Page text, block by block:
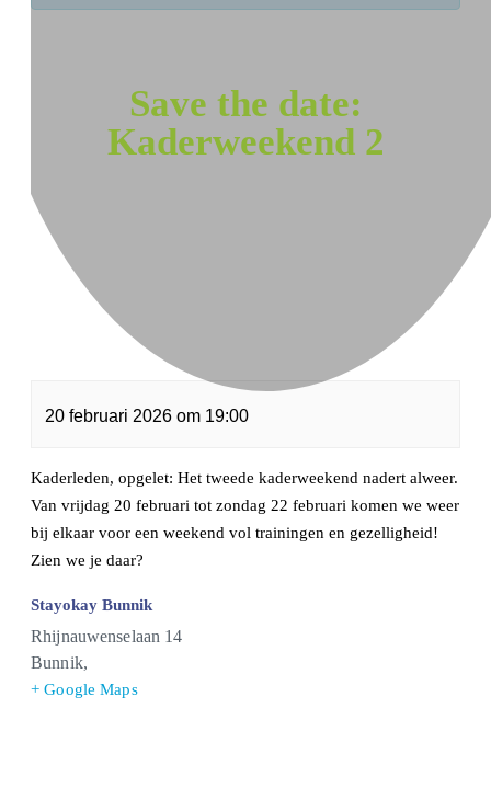
Save the date:
Kaderweekend 2
20 februari 2026 om 19:00
Kaderleden, opgelet: Het tweede kaderweekend nadert alweer.
Van vrijdag 20 februari tot zondag 22 februari komen we weer
bij elkaar voor een weekend vol trainingen en gezelligheid!
Zien we je daar?
Stayokay Bunnik
Rhijnauwenselaan 14
Bunnik,
+ Google Maps